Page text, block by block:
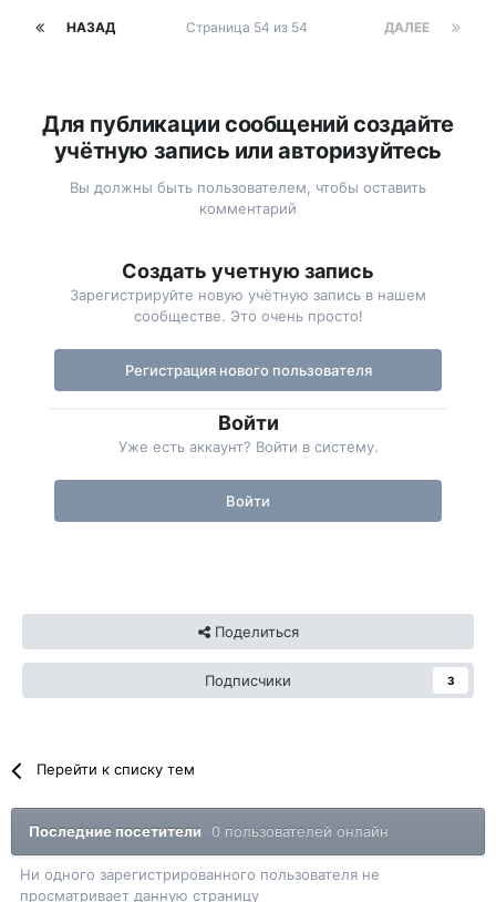
НАЗАД ДАЛЕЕ
Страница 54 из 54
Для публикации сообщений создайте
учётную запись или авторизуйтесь
Вы должны быть пользователем, чтобы оставить
комментарий
Создать учетную запись
Зарегистрируйте новую учётную запись в нашем
сообществе. Это очень просто!
Регистрация нового пользователя
Войти
Уже есть аккаунт? Войти в систему.
Войти
Поделиться
Подписчики 3
Перейти к списку тем
Последние посетители 0 пользователей онлайн
Ни одного зарегистрированного пользователя не
просматривает данную страницу